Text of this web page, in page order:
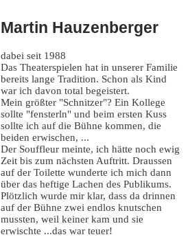
Martin Hauzenberger
dabei seit 1988
Das Theaterspielen hat in unserer Familie
bereits lange Tradition. Schon als Kind
war ich davon total begeistert.
Mein größter "Schnitzer"? Ein Kollege
sollte "fensterln" und beim ersten Kuss
sollte ich auf die Bühne kommen, die
beiden erwischen, ...
Der Souffleur meinte, ich hätte noch ewig
Zeit bis zum nächsten Auftritt. Draussen
auf der Toilette wunderte ich mich dann
über das heftige Lachen des Publikums.
Plötzlich wurde mir klar, dass da drinnen
auf der Bühne zwei endlos knutschen
mussten, weil keiner kam und sie
erwischte ...das war teuer!